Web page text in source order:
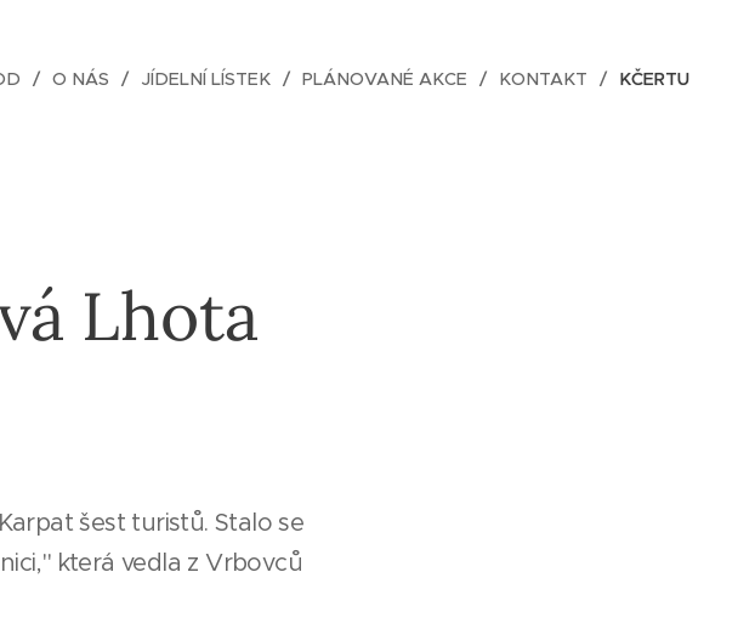
O NÁS JÍDELNÍ LÍSTEK PLÁNOVANÉ AKCE KONTAKT KČERTU
Lhota
šest turistů. Stalo se
která vedla z Vrbovců